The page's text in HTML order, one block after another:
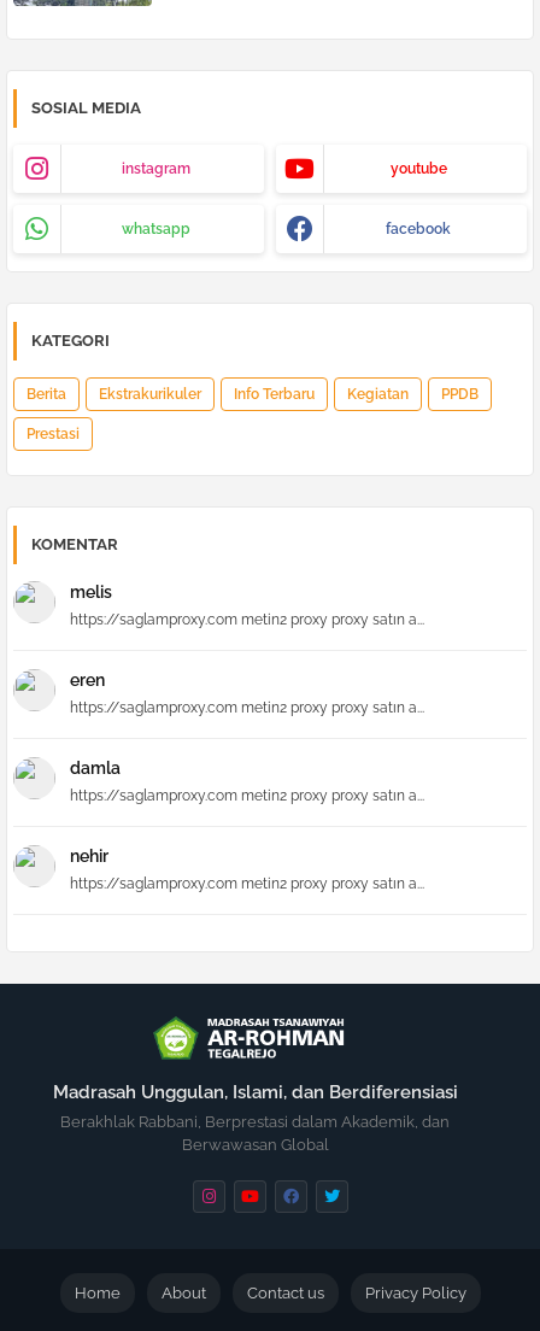
SOSIAL MEDIA
instagram youtube
whatsapp facebook
KATEGORI
Berita Ekstrakurikuler Info Terbaru Kegiatan PPDB
Prestasi
KOMENTAR
melis
https://saglamproxy.com metin2 proxy proxy satın a...
eren
https://saglamproxy.com metin2 proxy proxy satın a...
damla
https://saglamproxy.com metin2 proxy proxy satın a...
nehir
https://saglamproxy.com metin2 proxy proxy satın a...
Madrasah Unggulan, Islami, dan Berdiferensiasi
Berakhlak Rabbani, Berprestasi dalam Akademik, dan
Berwawasan Global
Home About Contact us Privacy Policy